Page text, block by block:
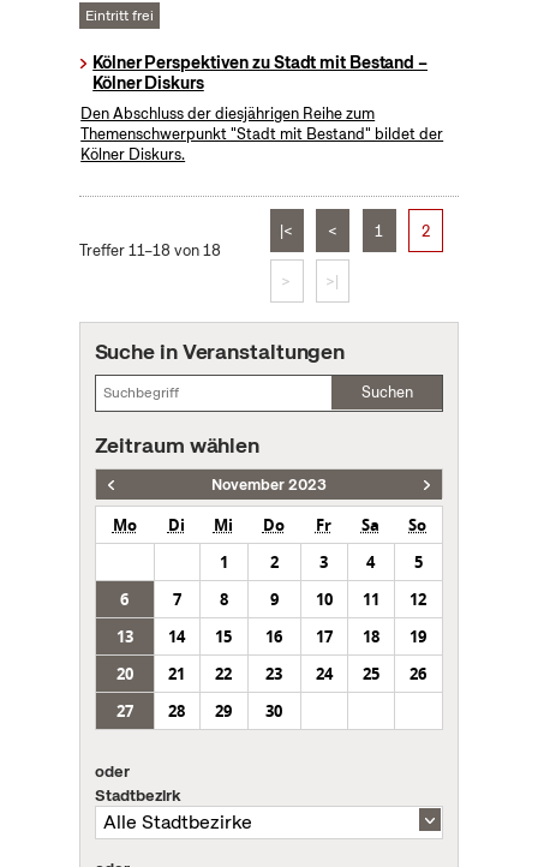
Eintritt frei
Kölner Perspektiven zu Stadt mit Bestand –
Kölner Diskurs
Den Abschluss der diesjährigen Reihe zum
Themenschwerpunkt "Stadt mit Bestand" bildet der
Kölner Diskurs.
Treffer 11–18 von 18
|< < 1 2
> >|
Suche in Veranstaltungen
Suchen
Zeitraum wählen
November 2023
Mo Di Mi Do Fr Sa
So
1
2 3 4
5
6
7 8 9 10 11
12
13
14 15 16 17 18
19
20
21 22 23 24 25
26
27
28 29 30
oder
Stadtbezirk